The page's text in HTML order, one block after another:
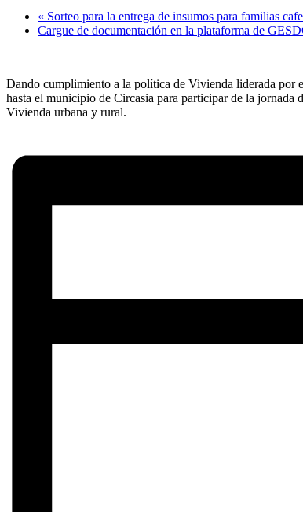
« Sorteo para la entrega de insumos para familias
Cargue de documentación en la plataforma de
Dando cumplimiento a la política de Vivienda liderada por
hasta el municipio de Circasia para participar de la
Vivienda urbana y rural.